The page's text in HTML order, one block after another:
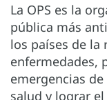
La OPS es la
pública más
los países de
enfermedades,
emergencias
salud y lograr